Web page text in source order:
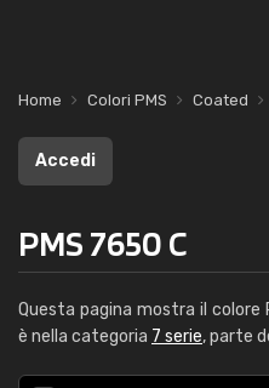
Home Colori PMS Coated
Accedi
PMS 7650 C
Questa pagina mostra il colore
è nella categoria 7 serie, parte